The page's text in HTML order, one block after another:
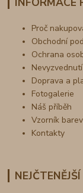
Proč
Obchodní
Ochrana
Doprava a
Fotogalerie
Náš příběh
Vzorník barev
Kontakty